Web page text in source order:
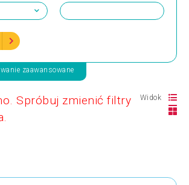
zaawansowane
Spróbuj zmienić filtry
Widok